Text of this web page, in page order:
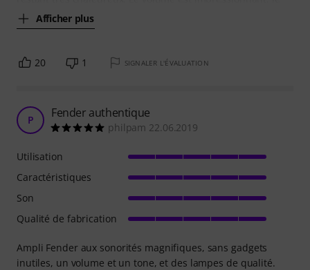
Afficher plus
20 1 SIGNALER L'ÉVALUATION
P Fender authentique
philpam 22.06.2019
Ampli Fender aux sonorités magnifiques, sans gadgets
inutiles, un volume et un tone, et des lampes de qualité.
Utilisation
Caractéristiques
Son
Qualité de fabrication